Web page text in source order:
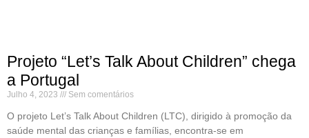
Projeto “Let’s Talk About Children” chega
a Portugal
Julho 4, 2023 Sem comentários
O projeto Let’s Talk About Children (LTC), dirigido à promoção da
saúde mental das crianças e famílias, encontra-se em